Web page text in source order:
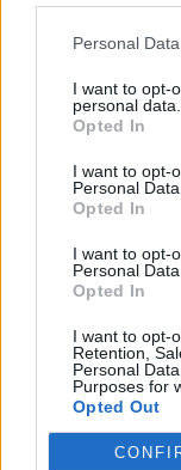
Personal
I want to opt-
personal data.
Opted In
I want to opt-
Personal Data.
Opted In
I want to opt-
Personal
Opted In
I want to opt-
Retention,
Personal
Purposes for
Opted Out